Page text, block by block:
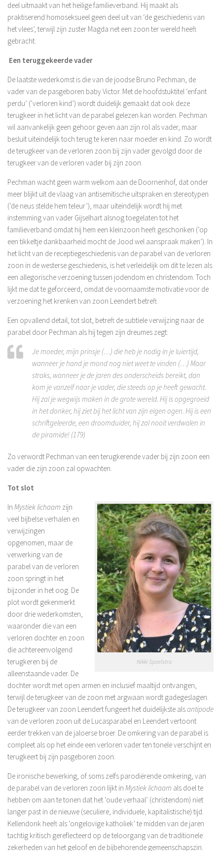
deel uitmaakt van het heilige familieverband. Hij maakt als
praktiserend homoseksueel geen deel uit van ‘de geschiedenis van
het vlees’, terwijl zijn zuster Magda net een zoon ter wereld heeft
gebracht.
Een teruggekeerde vader
De laatste wederkomst is die van de joodse Bruno Pechman, de
vader van de pasgeboren baby Victor. Met de hoofdstuktitel ‘enfant
perdu’ (‘verloren kind’) wordt duidelijk gemaakt dat ook deze
terugkeer in het licht van de parabel gelezen kan worden. Pechman
wil aanvankelijk geen gehoor geven aan zijn rol als vader, maar
besluit uiteindelijk toch terug te keren naar moeder en kind. Zo wordt
de terugkeer van de verloren zoon bij zijn vader gevolgd door de
terugkeer van de verloren vader bij zijn zoon.
Pechman wacht geen warm welkom aan de Doornenhof, dat onder
meer blijkt uit de vlaag van antisemitische uitspraken en stereotypen
(‘de neus stelde hem teleur’), maar uiteindelijk wordt hij met
instemming van vader Gijselhart alsnog toegelaten tot het
familieverband omdat hij hem een kleinzoon heeft geschonken (‘op
een tikkeltje dankbaarheid mocht de Jood wel aanspraak maken’). In
het licht van de receptiegeschiedenis van de parabel van de verloren
zoon in de westerse geschiedenis, is het verleidelijk om dit te lezen als
een allegorische verzoening tussen jodendom en christendom. Toch
lijkt me dat te geforceerd, omdat de voornaamste motivatie voor de
verzoening het krenken van zoon Leendert betreft.
Een opvallend detail, tot slot, betreft de subtiele verwijzing naar de
parabel door Pechman als hij tegen zijn dreumes zegt:
Je moeder, mijn prinsje (…) die heb je nodig in je luiertijd,
wanneer je hand je mond nog niet weet te vinden (…) Maar
straks, wanneer je de jaren des onderscheids bereikt, dan
kom je vanzelf naar je vader, die steeds op je heeft gewacht.
Hij zal je wegwijs maken in de grote wereld. Hij is opgegroeid
in het donker, hij ziet bij het licht van zijn eigen ogen. Hij is een
schriftgeleerde, een droomduider, hij zal nooit verdwalen in
de piramide! (179)
Zo verwordt Pechman van een terugkerende vader bij zijn zoon een
vader die zijn zoon zal opwachten.
Tot slot
Nikki Spoelstra
In Mystiek lichaam zijn
veel bijbelse verhalen en
verwijzingen
opgenomen, maar de
verwerking van de
parabel van de verloren
zoon springt in het
bijzonder in het oog. De
plot wordt gekenmerkt
door drie wederkomsten,
waaronder die van een
verloren dochter en zoon
die achtereenvolgend
terugkeren bij de
alleenstaande vader. De
dochter wordt met open armen en inclusief maaltijd ontvangen,
terwijl de terugkeer van de zoon met argwaan wordt gadegeslagen.
De terugkeer van zoon Leendert fungeert het duidelijkste alsantipode
van de verloren zoon uit de Lucasparabel en Leendert vertoont
eerder trekken van de jaloerse broer. De omkering van de parabel is
compleet als op het einde een verloren vader ten tonele verschijnt en
terugkeert bij zijn pasgeboren zoon.
De ironische bewerking, of soms zelfs parodiërende omkering, van
de parabel van de verloren zoon lijkt in Mystiek lichaam als doel te
hebben om aan te tonen dat het ‘oude verhaal’ (christendom) niet
langer past in de nieuwe (seculiere, individuele, kapitalistische) tijd.
Kellendonk heeft als ‘ongelovige katholiek’ te midden van de jaren
tachtig kritisch gereflecteerd op de teloorgang van de traditionele
zekerheden van het geloof en de bijbehorende gemeenschapszin.